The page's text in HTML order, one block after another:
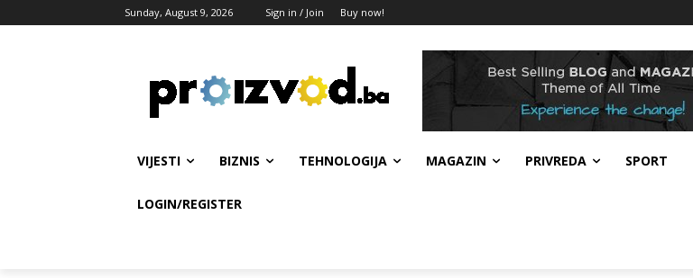
Sunday, August 9, 2026 Sign in / Join Buy now!
VIJESTI BIZNIS TEHNOLOGIJA MAGAZIN PRIVREDA SPORT
LOGIN/REGISTER